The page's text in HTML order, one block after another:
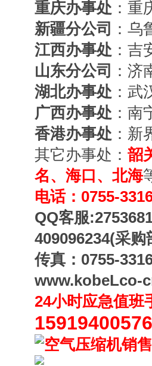
重庆办事处 ：
新疆分公司
：
江西办事处 ：
山东分公司
：
湖北办事处 ：
广西办事处 ：
香港办事处 ：
其它办事处： 韶
名、海口、北海
电话：0755-
QQ客服
409096234(采
传真：0755-
www.kobeLco-
24小时应急值班
15919400576